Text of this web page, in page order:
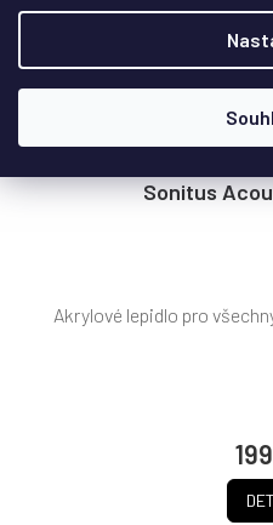
Sonitus
Akrylové lepidlo pro